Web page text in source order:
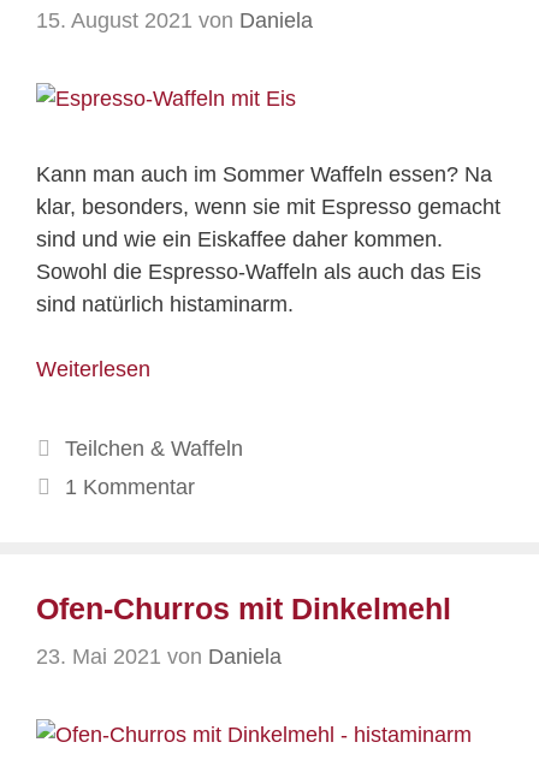
15. August 2021 von Daniela
Kann man auch im Sommer Waffeln essen? Na
klar, besonders, wenn sie mit Espresso gemacht
sind und wie ein Eiskaffee daher kommen.
Sowohl die Espresso-Waffeln als auch das Eis
sind natürlich histaminarm.
Weiterlesen
Kategorien
Teilchen & Waffeln
1 Kommentar
Ofen-Churros mit Dinkelmehl
23. Mai 2021 von Daniela